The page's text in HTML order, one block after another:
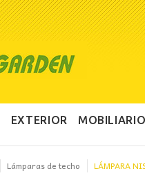
EXTERIOR MOBILIARIO
Lámparas de techo LÁMPARA